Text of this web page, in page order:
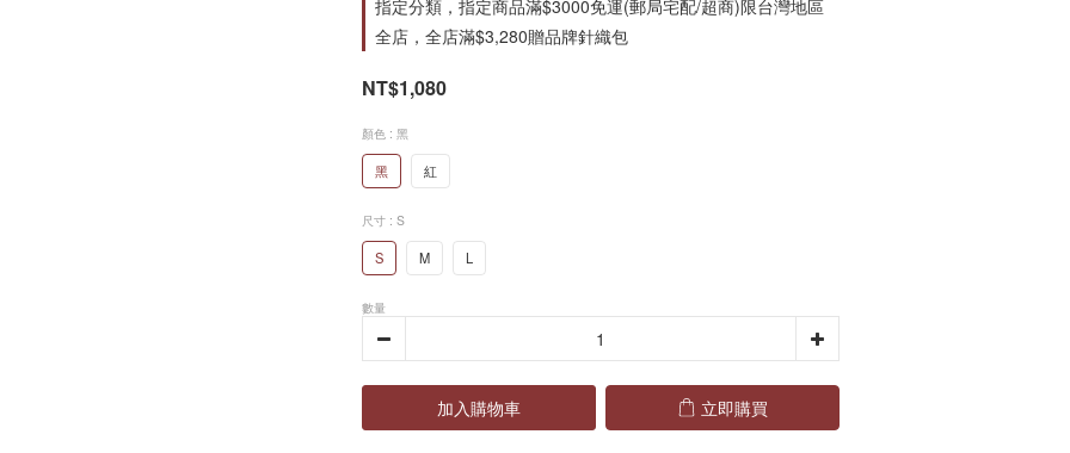
指定分類，指定商品滿$3000免運(郵局宅配/超商)限台灣地區
全店，全店滿$3,280贈品牌針織包
NT$1,080
顏色 : 黑
黑 紅
尺寸 : S
S M L
數量
加入購物車 立即購買